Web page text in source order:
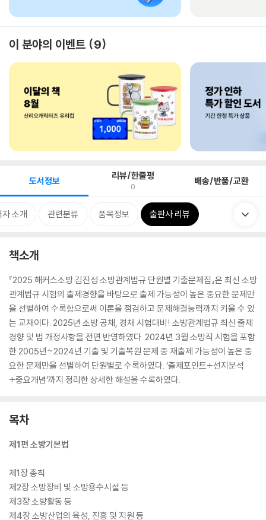
이 분야의 이벤트 9
도서정보 리뷰/한줄평
0 배송/반품/교환
자 소개 관련분류 품목정보 출판사 리뷰
책소개
『2025 해커스소방 김진성 소방관계법규 단원별 기출문제집』은 최신 소방
관계법규 시험의 출제경향을 바탕으로 출제 가능성이 높은 중요한 문제만
을 선별하여 수록함으로써 이론을 점검하고 문제해결능력까지 키울 수 있
는 교재이다. 2025년 소방 공채, 경채 시험대비! 소방관계법규 최신 출제
경향 및 법 개정사항을 전면 반영하였다. 2024년 3월 소방직 시험을 포함
한 2005년~2024년 기출 및 기출복원 문제 중 재출제 가능성이 높은 중
요한 문제만을 선별하여 단원별로 수록하였다. ‘출제포인트+선지분석
+중요개념’까지 정리한 상세한 해설을 수록하였다.
목차
제1편 소방기본법
제1장 총칙
제2장 소방장비 및 소방용수시설 등
제3장 소방활동 등
제4장 소방산업의 육성, 진흥 및 지원 등